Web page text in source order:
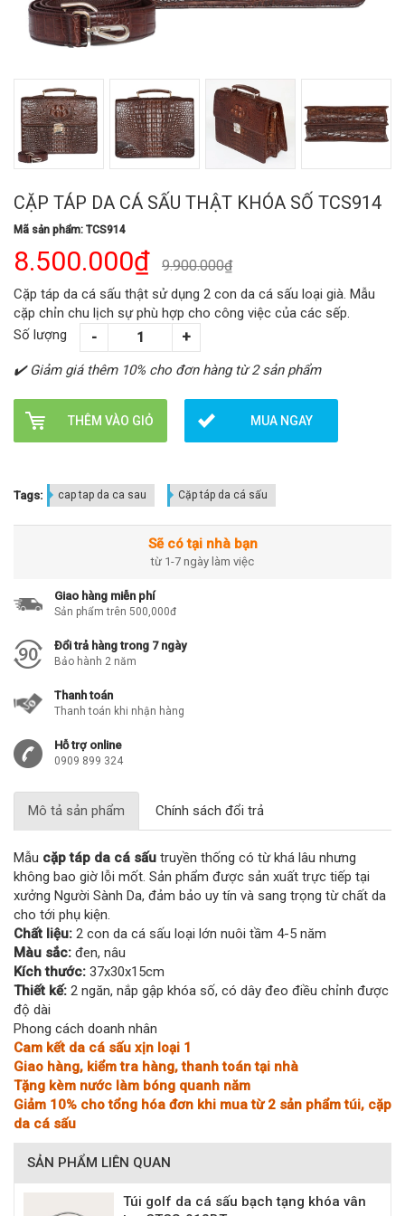
CẶP TÁP DA CÁ SẤU THẬT KHÓA SỐ TCS914
Mã sản phẩm: TCS914
8.500.000₫ 9.900.000₫
Cặp táp da cá sấu thật sử dụng 2 con da cá sấu loại già. Mẫu
cặp chỉn chu lịch sự phù hợp cho công việc của các sếp.
Số lượng
✔️ Giảm giá thêm 10% cho đơn hàng từ 2 sản phẩm
THÊM VÀO GIỎ MUA NGAY
Tags: cap tap da ca sau Cặp táp da cá sấu
Sẽ có tại nhà bạn
từ 1-7 ngày làm việc
Giao hàng miễn phí
Sản phẩm trên 500,000đ
Đổi trả hàng trong 7 ngày
Bảo hành 2 năm
Thanh toán
Thanh toán khi nhận hàng
Hỗ trợ online
0909 899 324
Mô tả sản phẩm Chính sách đổi trả
Mẫu cặp táp da cá sấu truyền thống có từ khá lâu nhưng
không bao giờ lỗi mốt. Sản phẩm được sản xuất trực tiếp tại
xưởng Người Sành Da, đảm bảo uy tín và sang trọng từ chất da
cho tới phụ kiện.
Chất liệu: 2 con da cá sấu loại lớn nuôi tầm 4-5 năm
Màu sắc: đen, nâu
Kích thước: 37x30x15cm
Thiết kế: 2 ngăn, nắp gập khóa số, có dây đeo điều chỉnh được
độ dài
Phong cách doanh nhân
Cam kết da cá sấu xịn loại 1
Giao hàng, kiểm tra hàng, thanh toán tại nhà
Tặng kèm nước làm bóng quanh năm
Giảm 10% cho tổng hóa đơn khi mua từ 2 sản phẩm túi, cặp
da cá sấu
SẢN PHẨM LIÊN QUAN
Túi golf da cá sấu bạch tạng khóa vân